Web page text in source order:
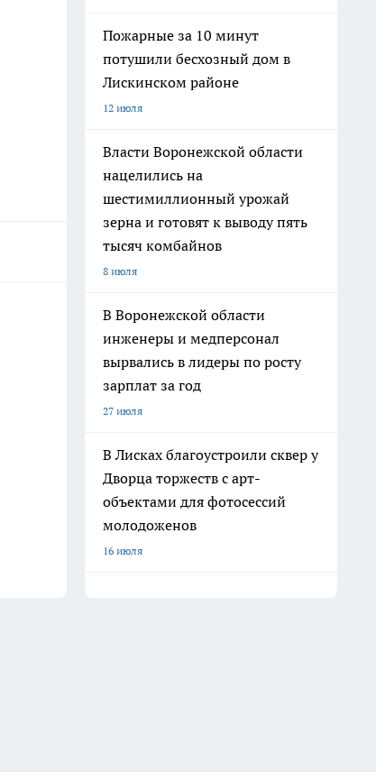
Пожарные за 10 минут
потушили бесхозный дом в
Лискинском районе
12 июля
Власти Воронежской области
нацелились на
шестимиллионный урожай
зерна и готовят к выводу пять
тысяч комбайнов
8 июля
В Воронежской области
инженеры и медперсонал
вырвались в лидеры по росту
зарплат за год
27 июля
В Лисках благоустроили сквер у
Дворца торжеств с арт-
объектами для фотосессий
молодоженов
16 июля